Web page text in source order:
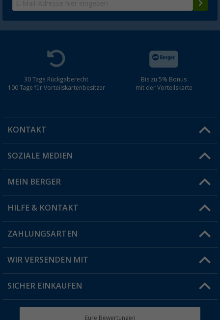
30 Tage Rückgaberecht
100 Tage für Vorteilskartenbesitzer
Bis zu 5% Bonus
mit der Vorteilskarte
KONTAKT
Du hast eine Frage?
Filiale finden
SOZIALE MEDIEN
MEIN BERGER
Vorteilskarte
Blog
Jobs & Karriere
HILFE & KONTAKT
FAQ & Kontakt
Versandinformationen
Rücksendung
ZAHLUNGSARTEN
WIR VERSENDEN MIT
SICHER EINKAUFEN
Eure Bewertungen